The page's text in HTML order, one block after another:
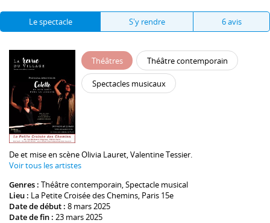
Le spectacle S'y rendre 6 avis
Théâtres Théâtre contemporain
Spectacles musicaux
De et mise en scèneOlivia Lauret,Valentine Tessier.
Voir tous les artistes
Genres : Théâtre contemporain, Spectacle musical
Lieu : La Petite Croisée des Chemins, Paris 15e
Date de début : 8 mars 2025
Date de fin : 23 mars 2025